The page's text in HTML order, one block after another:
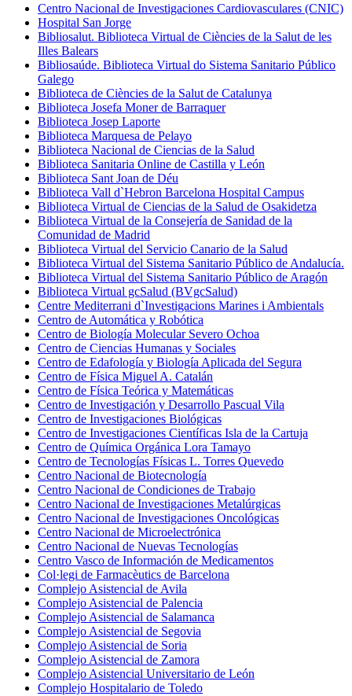
Centro Nacional de Investigaciones Cardiovasculares (CNIC)
Hospital San Jorge
Bibliosalut. Biblioteca Virtual de Ciències de la Salut de les
Illes Balears
Bibliosaúde. Biblioteca Virtual do Sistema Sanitario Público
Galego
Biblioteca de Ciències de la Salut de Catalunya
Biblioteca Josefa Moner de Barraquer
Biblioteca Josep Laporte
Biblioteca Marquesa de Pelayo
Biblioteca Nacional de Ciencias de la Salud
Biblioteca Sanitaria Online de Castilla y León
Biblioteca Sant Joan de Déu
Biblioteca Vall d`Hebron Barcelona Hospital Campus
Biblioteca Virtual de Ciencias de la Salud de Osakidetza
Biblioteca Virtual de la Consejería de Sanidad de la
Comunidad de Madrid
Biblioteca Virtual del Servicio Canario de la Salud
Biblioteca Virtual del Sistema Sanitario Público de Andalucía.
Biblioteca Virtual del Sistema Sanitario Público de Aragón
Biblioteca Virtual gcSalud (BVgcSalud)
Centre Mediterrani d`Investigacions Marines i Ambientals
Centro de Automática y Robótica
Centro de Biología Molecular Severo Ochoa
Centro de Ciencias Humanas y Sociales
Centro de Edafología y Biología Aplicada del Segura
Centro de Física Miguel A. Catalán
Centro de Física Teórica y Matemáticas
Centro de Investigación y Desarrollo Pascual Vila
Centro de Investigaciones Biológicas
Centro de Investigaciones Científicas Isla de la Cartuja
Centro de Química Orgánica Lora Tamayo
Centro de Tecnologías Físicas L. Torres Quevedo
Centro Nacional de Biotecnología
Centro Nacional de Condiciones de Trabajo
Centro Nacional de Investigaciones Metalúrgicas
Centro Nacional de Investigaciones Oncológicas
Centro Nacional de Microelectrónica
Centro Nacional de Nuevas Tecnologías
Centro Vasco de Información de Medicamentos
Col·legi de Farmacèutics de Barcelona
Complejo Asistencial de Avila
Complejo Asistencial de Palencia
Complejo Asistencial de Salamanca
Complejo Asistencial de Segovia
Complejo Asistencial de Soria
Complejo Asistencial de Zamora
Complejo Asistencial Universitario de León
Complejo Hospitalario de Toledo